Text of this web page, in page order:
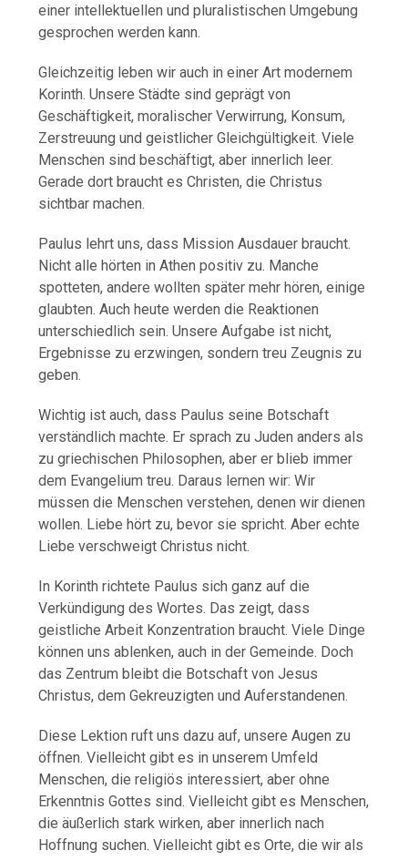
einer intellektuellen und pluralistischen Umgebung
gesprochen werden kann.
Gleichzeitig leben wir auch in einer Art modernem
Korinth. Unsere Städte sind geprägt von
Geschäftigkeit, moralischer Verwirrung, Konsum,
Zerstreuung und geistlicher Gleichgültigkeit. Viele
Menschen sind beschäftigt, aber innerlich leer.
Gerade dort braucht es Christen, die Christus
sichtbar machen.
Paulus lehrt uns, dass Mission Ausdauer braucht.
Nicht alle hörten in Athen positiv zu. Manche
spotteten, andere wollten später mehr hören, einige
glaubten. Auch heute werden die Reaktionen
unterschiedlich sein. Unsere Aufgabe ist nicht,
Ergebnisse zu erzwingen, sondern treu Zeugnis zu
geben.
Wichtig ist auch, dass Paulus seine Botschaft
verständlich machte. Er sprach zu Juden anders als
zu griechischen Philosophen, aber er blieb immer
dem Evangelium treu. Daraus lernen wir: Wir
müssen die Menschen verstehen, denen wir dienen
wollen. Liebe hört zu, bevor sie spricht. Aber echte
Liebe verschweigt Christus nicht.
In Korinth richtete Paulus sich ganz auf die
Verkündigung des Wortes. Das zeigt, dass
geistliche Arbeit Konzentration braucht. Viele Dinge
können uns ablenken, auch in der Gemeinde. Doch
das Zentrum bleibt die Botschaft von Jesus
Christus, dem Gekreuzigten und Auferstandenen.
Diese Lektion ruft uns dazu auf, unsere Augen zu
öffnen. Vielleicht gibt es in unserem Umfeld
Menschen, die religiös interessiert, aber ohne
Erkenntnis Gottes sind. Vielleicht gibt es Menschen,
die äußerlich stark wirken, aber innerlich nach
Hoffnung suchen. Vielleicht gibt es Orte, die wir als